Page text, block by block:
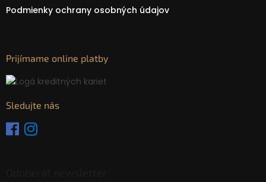
Podmienky ochrany osobných údajov
Prijímame online platby
Sledujte nás